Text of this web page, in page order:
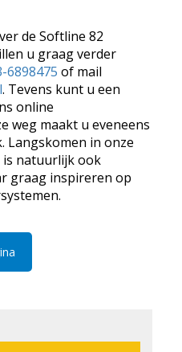
de Softline 82
u graag verder
6898475 of mail
. Tevens kunt u een
online
weg maakt u eveneens
Langskomen in onze
is natuurlijk ook
graag inspireren op